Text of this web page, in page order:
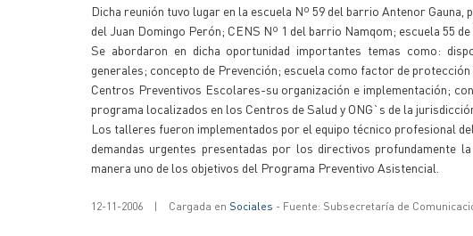
Dicha reunión tuvo lugar en la escuela Nº 59 del barrio Antenor
del Juan Domingo Perón; CENS Nº 1 del barrio Namqom; escuela 55
Se abordaron en dicha oportunidad importantes temas como:
generales; concepto de Prevención; escuela como factor de
Centros Preventivos Escolares-su organización e implementación;
programa localizados en los Centros de Salud y ONG`s de la
Los talleres fueron implementados por el equipo técnico profesional
demandas urgentes presentadas por los directivos profundamente
manera uno de los objetivos del Programa Preventivo Asistencial.
12-11-2006 | Cargada en Sociales - Fuente: Subsecretaría de